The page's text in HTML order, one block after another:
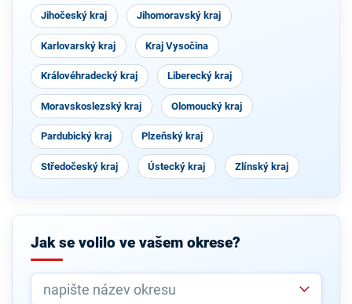
Jihočeský kraj Jihomoravský kraj
Karlovarský kraj Kraj Vysočina
Královéhradecký kraj Liberecký kraj
Moravskoslezský kraj Olomoucký kraj
Pardubický kraj Plzeňský kraj
Středočeský kraj Ústecký kraj Zlínský kraj
Jak se volilo ve vašem okrese?